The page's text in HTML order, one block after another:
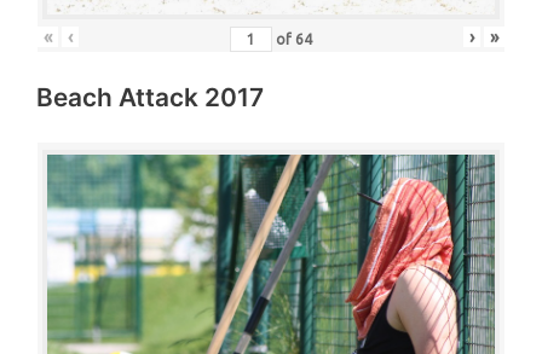
« ‹ of 64 › »
Beach Attack 2017